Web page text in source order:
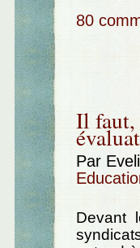
80
Il faut,
Par
Devant